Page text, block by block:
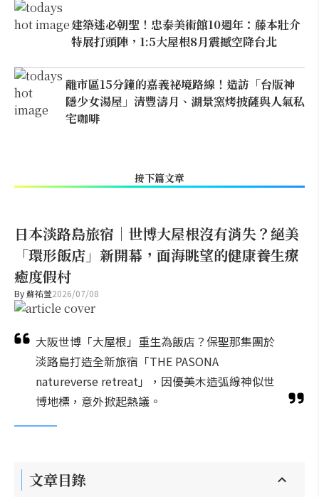
建築迷必朝聖！忠泰美術館10週年：藤本壯介
特展打頭陣，1:5大屋根8月震撼空降台北
離市區15分鐘的嘉義祕境路線！造訪「台版神
隱少女湯屋」清豐濤月、湖景窯烤披薩與人氣私
宅咖啡
接下篇文章
日本淡路島旅宿｜世博大屋根沒有消失？絕美
「環形飯店」新開幕，面海眺望的健康養生療
癒度假村
By蘇祐萱2026/07/08
大阪世博「大屋根」重生為飯店？保聖那集團於
淡路島打造全新旅宿「THE PASONA
natureverse retreat」，因優美木造弧線神似世
博地標，意外掀起熱議。
文章目錄